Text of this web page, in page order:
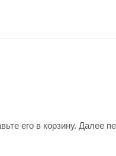
его в корзину. Далее